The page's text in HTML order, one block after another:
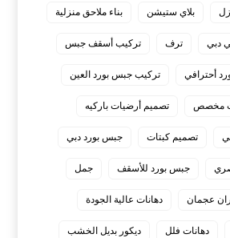
بلاي ستيشن بناء ملاحق منزلية
دبي ترف تركيب أسقف جبس
أحترافي تركيب جبس بورد العين
مخصص تصميم أرضيات باركيه
تصميم كبتات جبس بورد دبي
جبس بورد للأسقف جمل
عجمان دهانات عالية الجودة
دهانات فلل ديكور بديل الخشب